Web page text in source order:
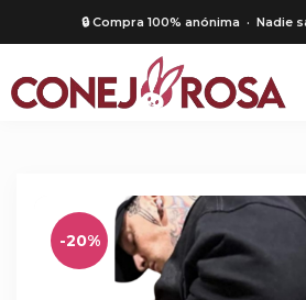
🔒 Compra 100% anónima · Nadie
-20%